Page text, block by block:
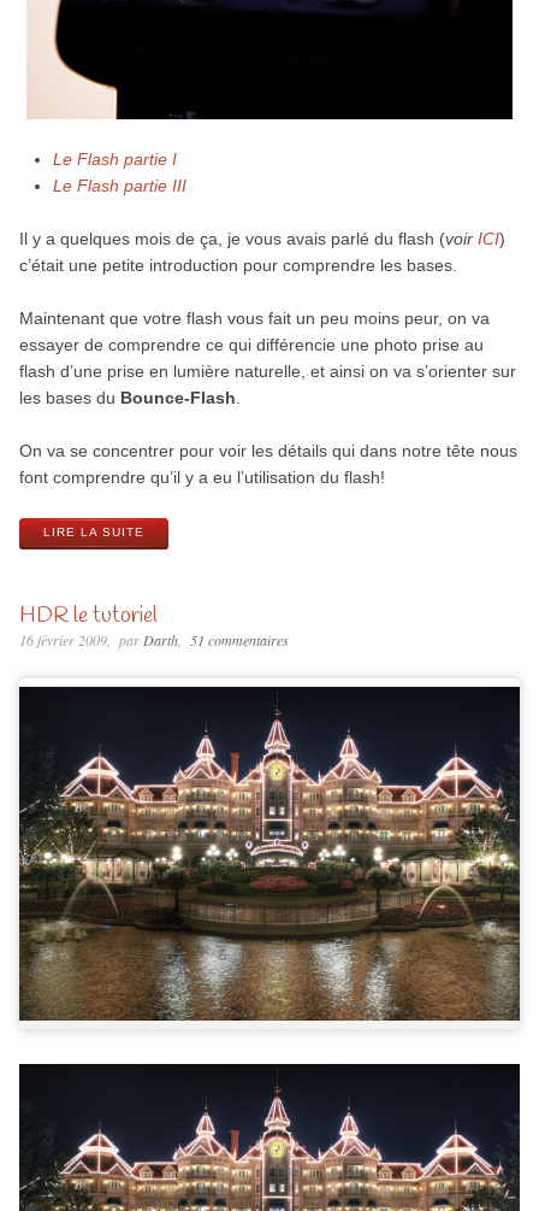
Le Flash partie I
Le Flash partie III
Il y a quelques mois de ça, je vous avais parlé du flash (voir ICI)
c’était une petite introduction pour comprendre les bases.
Maintenant que votre flash vous fait un peu moins peur, on va
essayer de comprendre ce qui différencie une photo prise au
flash d’une prise en lumière naturelle, et ainsi on va s’orienter sur
les bases du Bounce-Flash
On va se concentrer pour voir les détails qui dans notre tête nous
font comprendre qu’il y a eu l’utilisation du flash!
LIRE LA SUITE
HDR le tutoriel
16 février 2009 par Darth 51 commentaires